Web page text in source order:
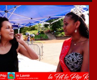
LFLPR-36